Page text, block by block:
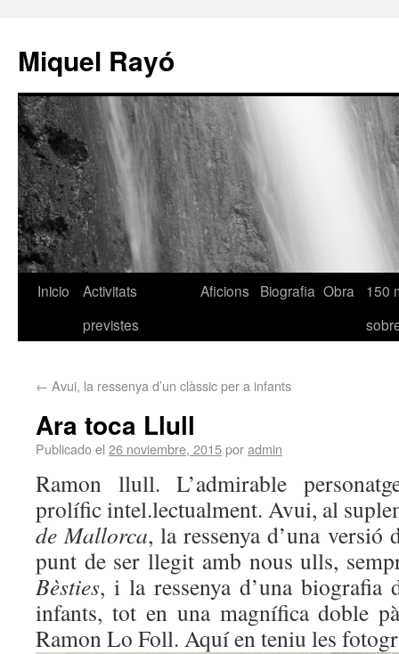
Miquel Rayó
Inicio
Activitats
previstes
Aficions Biografia Obra
150
← Avui, la ressenya d’un clàssic per a infants
Ara toca Llull
Publicado el 26 noviembre, 2015poradmin
Ramon llull. L’admirable
prolífic intel.lectualment. Avui, al
de Mallorca, la ressenya d’una versió
punt de ser llegit amb nous ulls,
Bèsties, i la ressenya d’una biografia
infants, tot en una magnífica doble
Ramon Lo Foll. Aquí en teniu les